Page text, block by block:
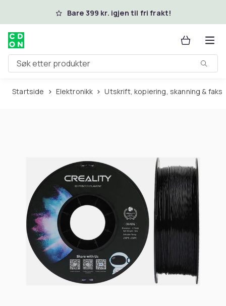
Hopp til hovedinnholdBare 399 kr. igjen til fri frakt!
Søk etter produkter
Startside Elektronikk Utskrift, kopiering, skanning & faks